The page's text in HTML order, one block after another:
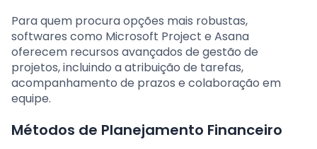
Para quem procura opções mais robustas,
softwares como Microsoft Project e Asana
oferecem recursos avançados de gestão de
projetos, incluindo a atribuição de tarefas,
acompanhamento de prazos e colaboração em
equipe.
Métodos de Planejamento Financeiro